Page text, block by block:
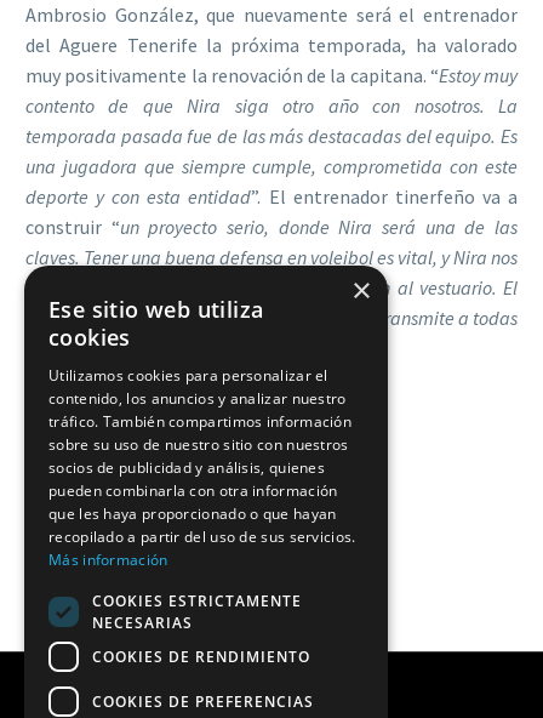
Ambrosio González, que nuevamente será el entrenador
del Aguere Tenerife la próxima temporada, ha valorado
muy positivamente la renovación de la capitana. “Estoy muy
contento de que Nira siga otro año con nosotros. La
temporada pasada fue de las más destacadas del equipo. Es
una jugadora que siempre cumple, comprometida con este
deporte y con esta entidad”. El entrenador tinerfeño va a
construir “un proyecto serio, donde Nira será una de las
claves. Tener una buena defensa en voleibol es vital, y Nira nos
aporta eso, aparte de cualidades y cohesión al vestuario. El
respeto y amor que le tiene a este club se los transmite a todas
las jugadoras
×
Ese sitio web utiliza
cookies
Utilizamos cookies para personalizar el
contenido, los anuncios y analizar nuestro
tráfico. También compartimos información
sobre su uso de nuestro sitio con nuestros
socios de publicidad y análisis, quienes
pueden combinarla con otra información
que les haya proporcionado o que hayan
recopilado a partir del uso de sus servicios.
Más información
COOKIES ESTRICTAMENTE
NECESARIAS
COOKIES DE RENDIMIENTO
COOKIES DE PREFERENCIAS